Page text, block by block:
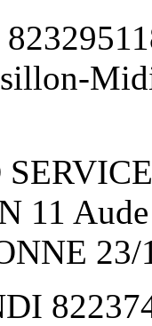
11
23/